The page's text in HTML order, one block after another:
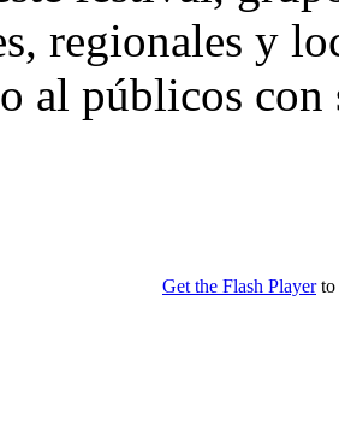
regionales y
al públicos con